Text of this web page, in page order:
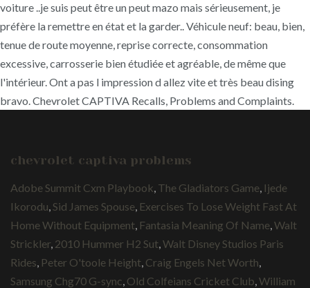
voiture ..je suis peut être un peut mazo mais sérieusement, je
préfère la remettre en état et la garder.. Véhicule neuf: beau, bien,
tenue de route moyenne, reprise correcte, consommation
excessive, carrosserie bien étudiée et agréable, de même que
l'intérieur. Ont a pas l impression d allez vite et très beau dising
bravo. Chevrolet CAPTIVA Recalls, Problems and Complaints.
chevrolet captiva problems
Adobe Summit Cxm Playbook The Gladiators Game Ijede
Ikorodu Sid James Spouse Exercises To Lose Weight Fast At
Home Without Equipment Fantasia Meaning Of Name Walt
Strickler 2010 Hummer H2 Sut Walt Disney Studios Paris
Rides Peter O'toole Height Craig Engels Net Worth
Samsung Chg70 G-sync Old Colfeians Cricket Club William